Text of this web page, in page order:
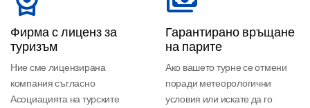
Фирма с лиценз за
туризъм
Ние сме лицензирана
компания съгласно
Асоциацията на турските
Гарантирано връщане
на парите
Ако вашето турне се отмени
поради метеорологични
условия или искате да го